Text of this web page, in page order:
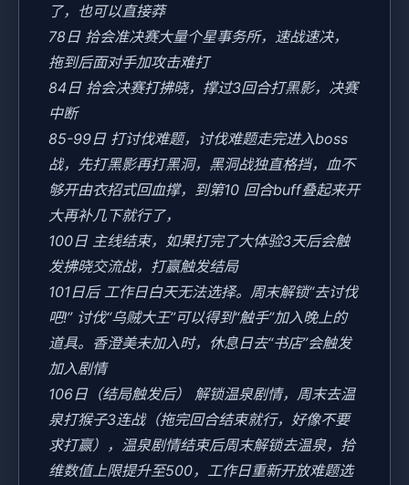
了，也可以直接莽
78日 拾会准决赛大量个星事务所，速战速决，
拖到后面对手加攻击难打
84日 拾会决赛打拂晓，撑过3回合打黑影，决赛
中断
85-99日 打讨伐难题，讨伐难题走完进入boss
战，先打黑影再打黑洞，黑洞战独直格挡，血不
够开由衣招式回血撑，到第10 回合buff叠起来开
大再补几下就行了，
100日 主线结束，如果打完了大体验3天后会触
发拂晓交流战，打赢触发结局
101日后 工作日白天无法选择。周末解锁“去讨伐
吧!” 讨伐“乌贼大王”可以得到“触手”加入晚上的
道具。香澄美未加入时，休息日去“书店”会触发
加入剧情
106日（结局触发后） 解锁温泉剧情，周末去温
泉打猴子3连战（拖完回合结束就行，好像不要
求打赢），温泉剧情结束后周末解锁去温泉，拾
维数值上限提升至500，工作日重新开放难题选